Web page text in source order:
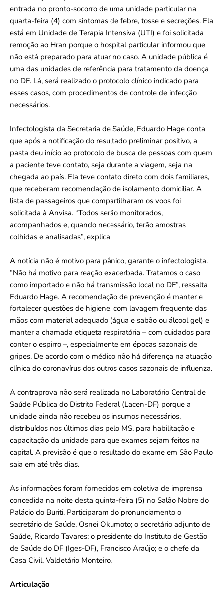
entrada no pronto-socorro de uma unidade particular na
quarta-feira (4) com sintomas de febre, tosse e secreções. Ela
está em Unidade de Terapia Intensiva (UTI) e foi solicitada
remoção ao Hran porque o hospital particular informou que
não está preparado para atuar no caso. A unidade pública é
uma das unidades de referência para tratamento da doença
no DF. Lá, será realizado o protocolo clínico indicado para
esses casos, com procedimentos de controle de infecção
necessários.
Infectologista da Secretaria de Saúde, Eduardo Hage conta
que após a notificação do resultado preliminar positivo, a
pasta deu início ao protocolo de busca de pessoas com quem
a paciente teve contato, seja durante a viagem, seja na
chegada ao país. Ela teve contato direto com dois familiares,
que receberam recomendação de isolamento domiciliar. A
lista de passageiros que compartilharam os voos foi
solicitada à Anvisa. “Todos serão monitorados,
acompanhados e, quando necessário, terão amostras
colhidas e analisadas”, explica.
A notícia não é motivo para pânico, garante o infectologista.
“Não há motivo para reação exacerbada. Tratamos o caso
como importado e não há transmissão local no DF”, ressalta
Eduardo Hage. A recomendação de prevenção é manter e
fortalecer questões de higiene, com lavagem frequente das
mãos com material adequado (água e sabão ou álcool gel) e
manter a chamada etiqueta respiratória – com cuidados para
conter o espirro –, especialmente em épocas sazonais de
gripes. De acordo com o médico não há diferença na atuação
clínica do coronavírus dos outros casos sazonais de influenza.
A contraprova não será realizada no Laboratório Central de
Saúde Pública do Distrito Federal (Lacen-DF) porque a
unidade ainda não recebeu os insumos necessários,
distribuídos nos últimos dias pelo MS, para habilitação e
capacitação da unidade para que exames sejam feitos na
capital. A previsão é que o resultado do exame em São Paulo
saia em até três dias.
As informações foram fornecidos em coletiva de imprensa
concedida na noite desta quinta-feira (5) no Salão Nobre do
Palácio do Buriti. Participaram do pronunciamento o
secretário de Saúde, Osnei Okumoto; o secretário adjunto de
Saúde, Ricardo Tavares; o presidente do Instituto de Gestão
de Saúde do DF (Iges-DF), Francisco Araújo; e o chefe da
Casa Civil, Valdetário Monteiro.
Articulação